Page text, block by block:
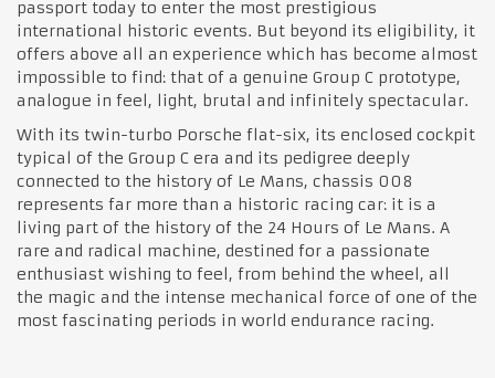
passport today to enter the most prestigious
international historic events. But beyond its eligibility, it
offers above all an experience which has become almost
impossible to find: that of a genuine Group C prototype,
analogue in feel, light, brutal and infinitely spectacular.
With its twin-turbo Porsche flat-six, its enclosed cockpit
typical of the Group C era and its pedigree deeply
connected to the history of Le Mans, chassis 008
represents far more than a historic racing car: it is a
living part of the history of the 24 Hours of Le Mans. A
rare and radical machine, destined for a passionate
enthusiast wishing to feel, from behind the wheel, all
the magic and the intense mechanical force of one of the
most fascinating periods in world endurance racing.